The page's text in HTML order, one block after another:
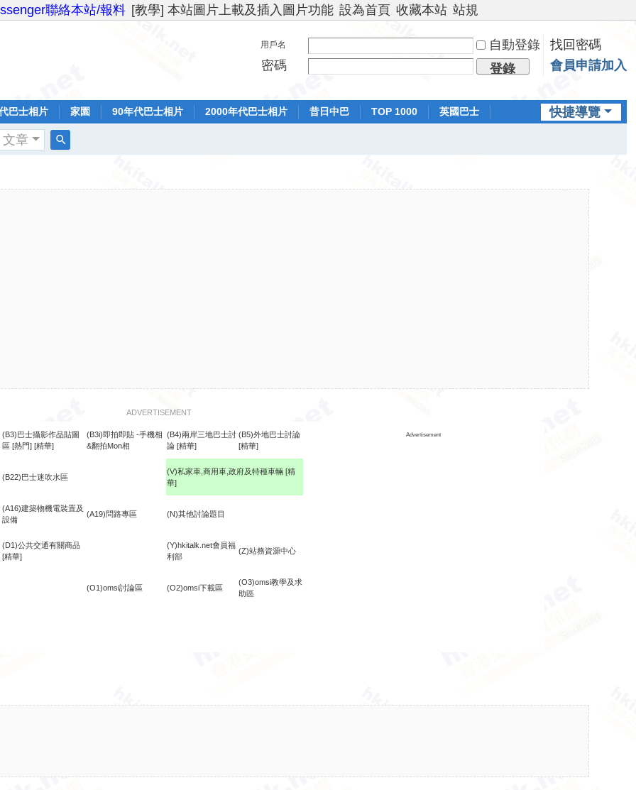
聯絡本站/報料 [教學] 本站圖片上載及插入圖片功能 設為首頁 收藏本站 站規
用戶名 自動登錄
找回密碼
密碼
登錄 會員申請加入
快捷導覽
巴士相片 家園 90年代巴士相片 2000年代巴士相片 昔日中巴 TOP 1000
英國巴士
文章
ADVERTISEMENT
(B3)巴士攝影作品貼圖
區 [熱門] [精華]
(B3i)即拍即貼 -手機相
&翻拍Mon相
(B4)兩岸三地巴士討
論 [精華]
(B5)外地巴士討論
[精華]
Advertisement
(B22)巴士迷吹水區
(V)私家車,商用車,政府及特種車輛 [精
華]
(A16)建築物機電裝置及
設備
(A19)問路專區 (N)其他討論題目
(D1)公共交通有關商品
[精華]
(Y)hkitalk.net會員福
利部
(Z)站務資源中心
(O1)omsi討論區 (O2)omsi下載區
(O3)omsi教學及求
助區